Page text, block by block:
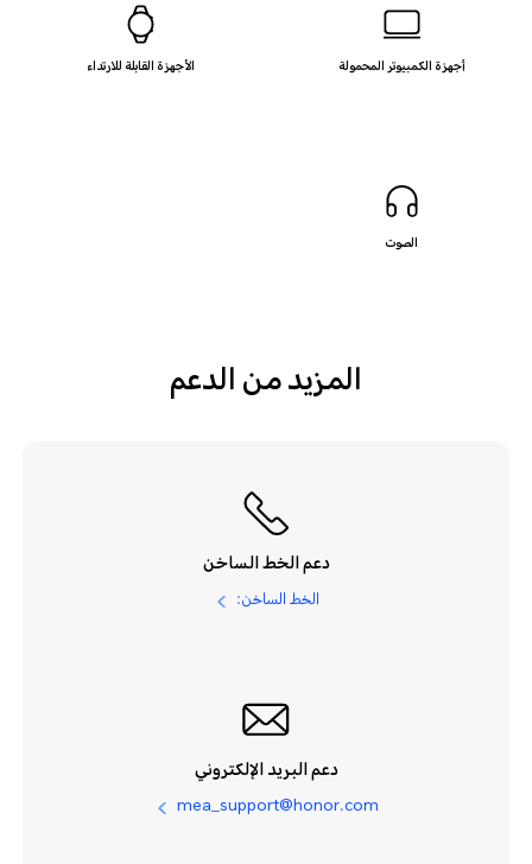
أجهزة الكمبيوتر المحمولة الأجهزة القابلة للارتداء
الصوت
المزيد من الدعم
دعم الخط الساخن
الخط الساخن:
دعم البريد الإلكتروني
mea_support@honor.com